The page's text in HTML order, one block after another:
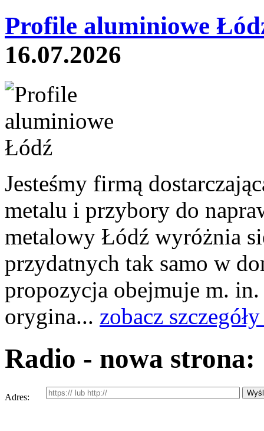
Profile aluminiowe
16.07.2026
Jesteśmy firmą
metalu i przybory do
metalowy Łódź wyróżnia
przydatnych tak samo w
propozycja obejmuje m.
orygina... zobacz
Radio - nowa strona:
Adres: